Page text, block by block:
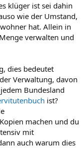
klüger ist sei dahin
wie der Umstand,
hat. Allein in
verwalten und
dies bedeutet
Verwaltung, davon
Bundesland
ist?
machen und du
mit
auch warum dies